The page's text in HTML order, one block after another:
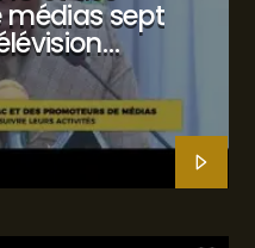
sept